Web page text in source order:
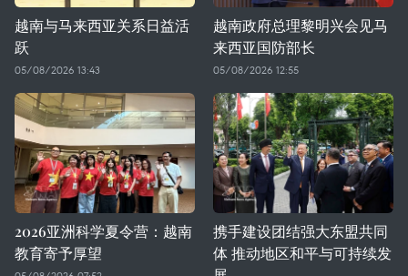
越南与马来西亚关系日益活
跃
05/08/2026 13:43
越南政府总理黎明兴会见马
来西亚国防部长
05/08/2026 12:55
2026亚洲科学夏令营：越南
教育寄予厚望
携手建设团结强大东盟共同
体 推动地区和平与可持续发